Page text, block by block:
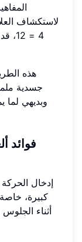
4 =
هذه
جسدية
وبديهي لما
فوائد
إدخال
كبيرة،
أثناء